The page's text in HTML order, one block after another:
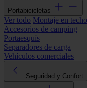
Portabicicletas
Ver todo Montaje en techo
Accesorios de camping
Portaesquís
Separadores de carga
Vehículos comerciales
Seguridad y Confort